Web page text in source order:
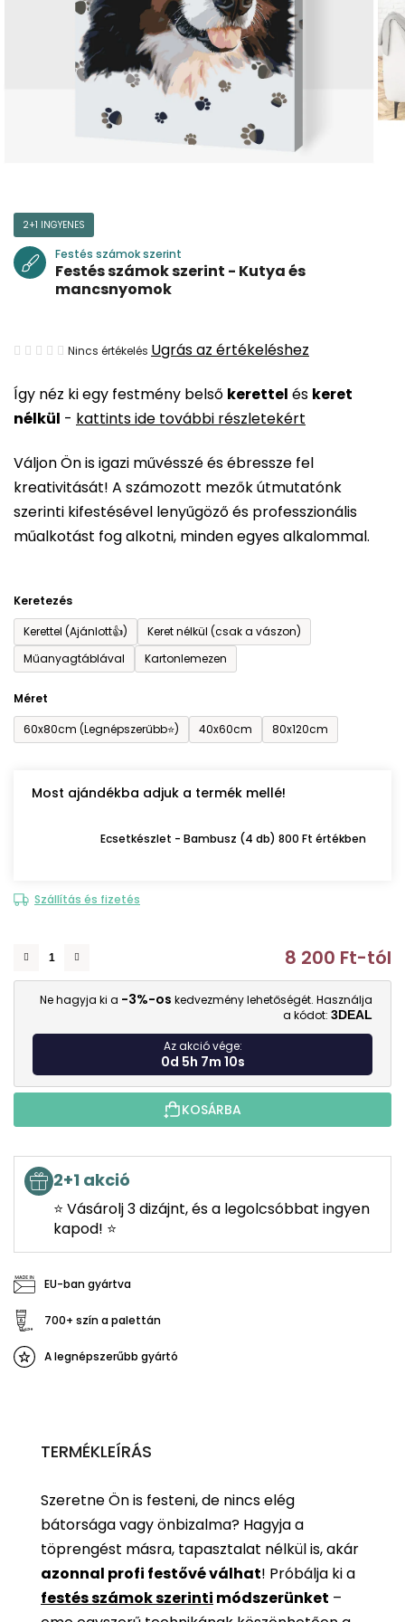
Így néz ki egy festmény belső kerettel és keret
nélkül - kattints ide további részletekért
Váljon Ön is igazi művésszé és ébressze fel
kreativitását! A számozott mezők útmutatónk
szerinti kifestésével lenyűgöző és professzionális
műalkotást fog alkotni, minden egyes alkalommal.
Keretezés
Kerettel (Ajánlott👍)
Keret nélkül (csak a vászon)
Műanyagtáblával
Kartonlemezen
Méret
60x80cm (Legnépszerűbb⭐)
40x60cm 80x120cm
Most ajándékba adjuk a termék mellé!
Ecsetkészlet - Bambusz (4 db) 800 Ft értékben
Szállítás és fizetés
8 200 Ft-tól
Ne hagyja ki a -3%-os kedvezmény lehetőségét. Használja
a kódot: 3DEAL
Az akció vége:
0d 5h 7m 10s
KOSÁRBA
2+1 akció
⭐ Vásárolj 3 dizájnt, és a legolcsóbbat ingyen
kapod! ⭐
EU-ban gyártva
700+ szín a palettán
A legnépszerűbb gyártó
2+1 INGYENES
Festés számok szerint
Festés számok szerint - Kutya és
mancsnyomok
A
átlagos
értékelése
ből
0,0
csillag.
Nincs értékelés Ugrás az értékeléshez
TERMÉKLEÍRÁS
Szeretne Ön is festeni, de nincs elég
bátorsága vagy önbizalma? Hagyja a
töprengést másra, tapasztalat nélkül is, akár
azonnal profi festővé válhat! Próbálja ki a
festés számok szerinti módszerünket –